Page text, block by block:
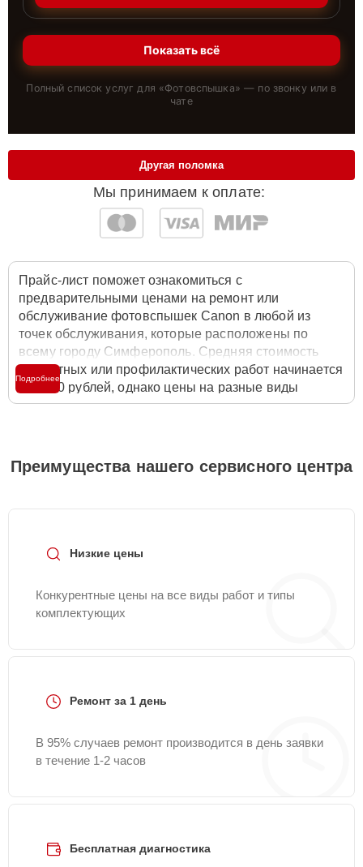
Показать всё
Полный список услуг для «Фотовспышка» — по звонку или в
чате
Мы принимаем к оплате:
Другая поломка
Прайс-лист поможет ознакомиться с
предварительными ценами на ремонт или
обслуживание фотовспышек Canon в любой из
точек обслуживания, которые расположены по
всему городу Симферополь. Средняя стоимость
ремонтных или профилактических работ начинается
от 1800 рублей, однако цены на разные виды
комплектующих могут различаться. Полную
службы заботы о клиентах. Для расчета итоговой
стоимости ремонта фотовспышки достаточно
Подробнее
Преимущества нашего сервисного центра
Низкие цены
Конкурентные цены на все виды работ и типы
комплектующих
Ремонт за 1 день
В 95% случаев ремонт производится в день заявки
в течение 1-2 часов
Бесплатная диагностика